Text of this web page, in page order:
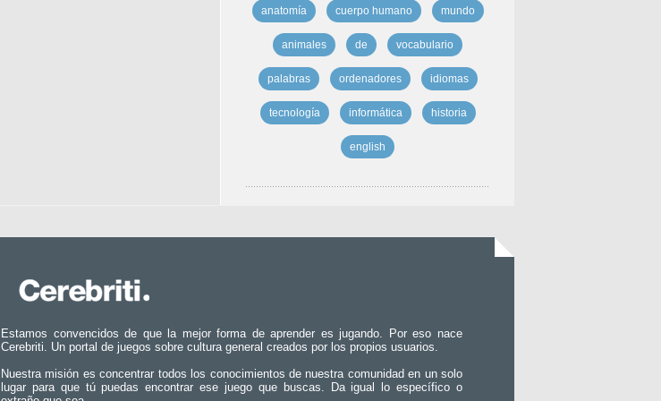
anatomía cuerpo humano mundo
animales de vocabulario
palabras ordenadores idiomas
tecnología informática historia
english
Estamos convencidos de que la mejor forma de aprender es jugando. Por eso nace
Cerebriti. Un portal de juegos sobre cultura general creados por los propios usuarios.
Nuestra misión es concentrar todos los conocimientos de nuestra comunidad en un solo
lugar para que tú puedas encontrar ese juego que buscas. Da igual lo específico o